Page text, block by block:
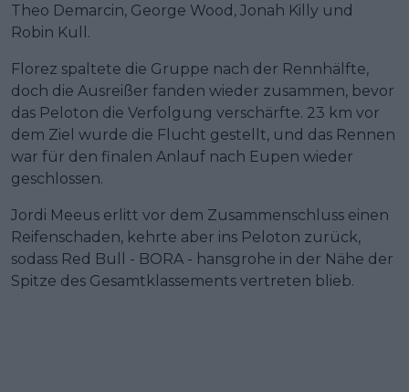
Theo Demarcin, George Wood, Jonah Killy und
Robin Kull.
Florez spaltete die Gruppe nach der Rennhälfte,
doch die Ausreißer fanden wieder zusammen, bevor
das Peloton die Verfolgung verschärfte. 23 km vor
dem Ziel wurde die Flucht gestellt, und das Rennen
war für den finalen Anlauf nach Eupen wieder
geschlossen.
Jordi Meeus erlitt vor dem Zusammenschluss einen
Reifenschaden, kehrte aber ins Peloton zurück,
sodass Red Bull - BORA - hansgrohe in der Nähe der
Spitze des Gesamtklassements vertreten blieb.